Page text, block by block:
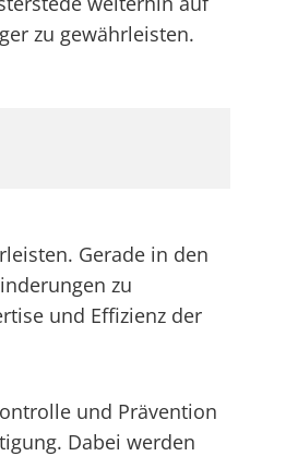
zu gewährleisten.
Gerade in den
zu
und Effizienz der
und Prävention
Dabei werden